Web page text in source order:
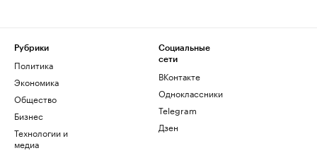
Рубрики
Политика
Экономика
Общество
Бизнес
Технологии и
медиа
Социальные
сети
ВКонтакте
Одноклассники
Telegram
Дзен